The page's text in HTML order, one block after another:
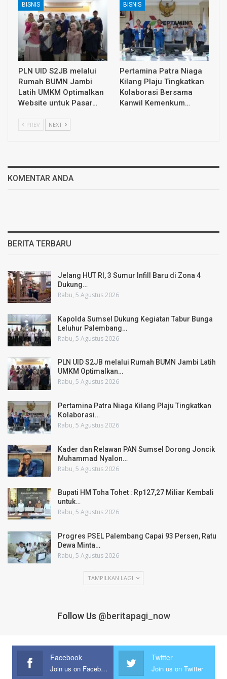
BISNIS
PLN UID S2JB melalui
Rumah BUMN Jambi
Latih UMKM Optimalkan
Website untuk Pasar…
BISNIS
Pertamina Patra Niaga
Kilang Plaju Tingkatkan
Kolaborasi Bersama
Kanwil Kemenkum…
PREV NEXT
KOMENTAR ANDA
BERITA TERBARU
Jelang HUT RI, 3 Sumur Infill Baru di Zona 4
Dukung…
Rabu, 5 Agustus 2026
Kapolda Sumsel Dukung Kegiatan Tabur Bunga
Leluhur Palembang…
Rabu, 5 Agustus 2026
PLN UID S2JB melalui Rumah BUMN Jambi Latih
UMKM Optimalkan…
Rabu, 5 Agustus 2026
Pertamina Patra Niaga Kilang Plaju Tingkatkan
Kolaborasi…
Rabu, 5 Agustus 2026
Kader dan Relawan PAN Sumsel Dorong Joncik
Muhammad Nyalon…
Rabu, 5 Agustus 2026
Bupati HM Toha Tohet : Rp127,27 Miliar Kembali
untuk…
Rabu, 5 Agustus 2026
Progres PSEL Palembang Capai 93 Persen, Ratu
Dewa Minta…
Rabu, 5 Agustus 2026
TAMPILKAN LAGI
Follow Us @beritapagi_now
Facebook
Join us on Facebook
Twitter
Join us on Twitter